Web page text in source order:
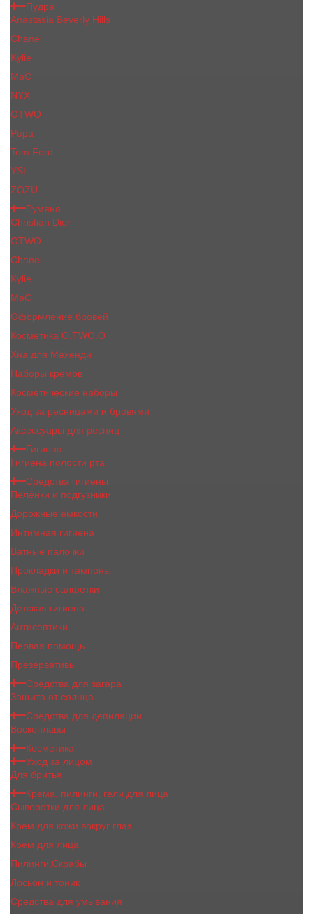
Пудра
Anastasia Beverly Hills
Chanel
Kylie
MaC
NYX
OTWO
Pupa
Tom Ford
YSL
ZOZU
Румяна
Christian Dior
OTWO
Сhanеl
Kylie
MaC
Оформление бровей
Косметика O.TWO.O
Хна для Мехенди
Наборы кремов
Косметические наборы
Уход за ресницами и бровями
Аксессуары для ресниц
Гигиена
Гигиена полости рта
Средства гигиены
Пелёнки и подгузники
Дорожные ёмкости
Интимная гигиена
Ватные палочки
Прокладки и тампоны
Влажные салфетки
Детская гигиена
Антисептики
Первая помощь
Презервативы
Средства для загара
Защита от солнца
Средства для депиляции
Воскоплавы
Косметика
Уход за лицом
Для бритья
Крема, пилинги, гели для лица
Сыворотки для лица
Крем для кожи вокруг глаз
Крем для лица
Пилинги,Скрабы
Лосьон и тоник
Средства для умывания